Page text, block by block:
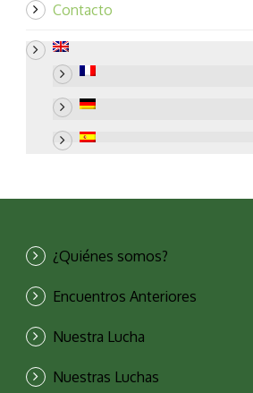
Contacto
¿Quiénes somos?
Encuentros Anteriores
Nuestra Lucha
Nuestras Luchas